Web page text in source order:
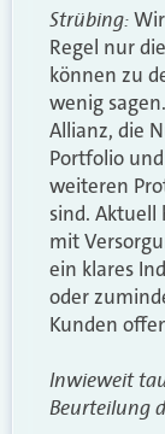
Strübing:
Regel nur
können zu
wenig
Allianz, die
Portfolio
weiteren
sind. Aktuell
mit
ein klares
oder
Kunden
Inwieweit
Beurteilung